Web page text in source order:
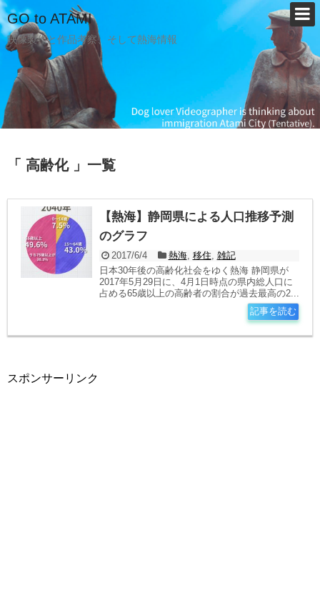
GO to ATAMI
映像製作と作品考察、そして熱海情報
「 高齢化 」一覧
【熱海】静岡県による人口推移予測
のグラフ
2017/6/4 熱海, 移住 雑記
日本30年後の高齢化社会をゆく熱海 静岡県が
2017年5月29日に、4月1日時点の県内総人口に
占める65歳以上の高齢者の割合が過去最高の2...
記事を読む
スポンサーリンク